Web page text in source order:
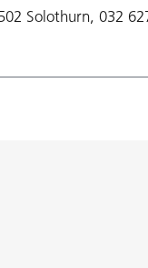
Solothurn, 032